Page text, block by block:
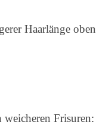
Haarlänge oben
Frisuren: